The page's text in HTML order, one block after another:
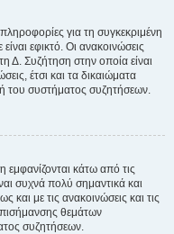
για τη συγκεκριμένη
εφικτό. Οι ανακοινώσεις
Δ. Συζήτηση στην οποία είναι
έτσι και τα δικαιώματα
του συστήματος συζητήσεων.
κάτω από τις
συχνά πολύ σημαντικά και
και με τις ανακοινώσεις και τις
θεμάτων
συζητήσεων.